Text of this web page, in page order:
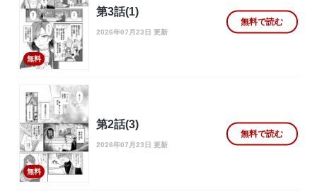
無料
第3話(1)
2026年07月23日 更新
無料で読む
無料
第2話(3)
2026年07月23日 更新
無料で読む